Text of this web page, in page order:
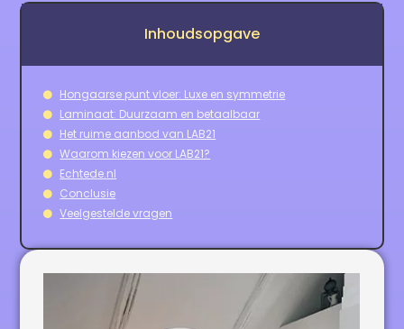
Inhoudsopgave
Hongaarse punt vloer: Luxe en symmetrie
Laminaat: Duurzaam en betaalbaar
Het ruime aanbod van LAB21
Waarom kiezen voor LAB21?
Echtede.nl
Conclusie
Veelgestelde vragen